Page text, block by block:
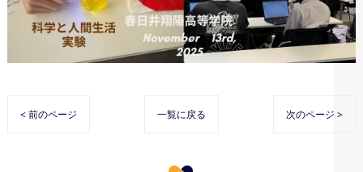
< 前のページ 一覧に戻る 次のページ >